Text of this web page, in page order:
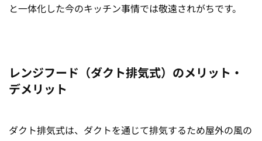
と一体化した今のキッチン事情では敬遠されがちです。
レンジフード（ダクト排気式）のメリット・
デメリット
ダクト排気式は、ダクトを通じて排気するため屋外の風の